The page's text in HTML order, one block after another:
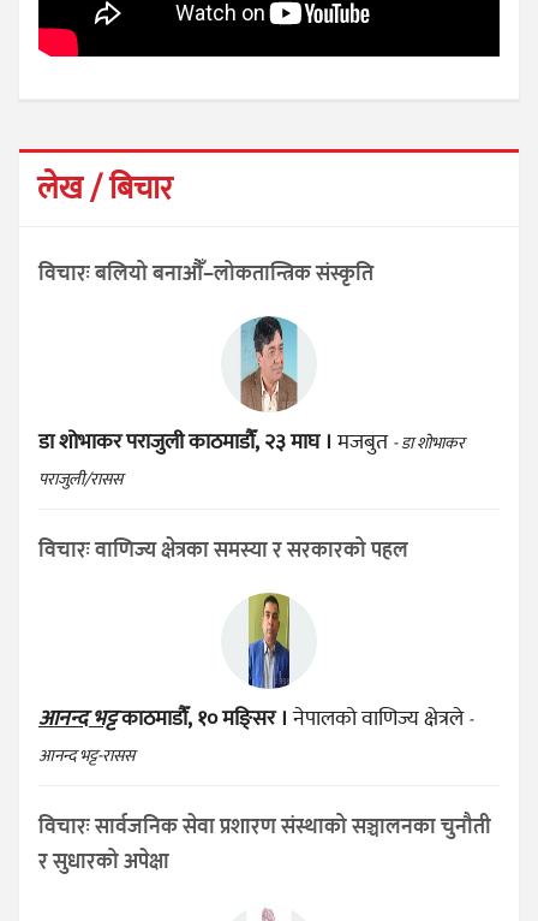
लेख / बिचार
विचारः बलियो बनाऔँ–लोकतान्त्रिक संस्कृति
डा शोभाकर पराजुलीकाठमाडौँ, २३ माघ ।मजबुत- डा शोभाकर
पराजुली/रासस
विचारः वाणिज्य क्षेत्रका समस्या र सरकारको पहल
आनन्द भट्टकाठमाडौँ, १० मङ्सिर ।नेपालको वाणिज्य क्षेत्रले-
आनन्द भट्ट-रासस
विचारः सार्वजनिक सेवा प्रशारण संस्थाको सञ्चालनका चुनौती
र सुधारको अपेक्षा